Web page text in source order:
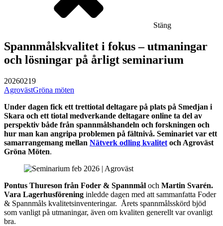
Stäng
Spannmålskvalitet i fokus – utmaningar
och lösningar på årligt seminarium
20260219
AgrovästGröna möten
Under dagen fick ett trettiotal deltagare på plats på Smedjan i
Skara och ett tiotal medverkande deltagare online ta del av
perspektiv både från spannmålshandeln och forskningen och
hur man kan angripa problemen på fältnivå. Seminariet var ett
samarrangemang mellan Nätverk odling kvalitet och Agroväst
Gröna Möten.
Pontus Thureson från Foder & Spannmål och Martin Svarén.
Vara Lagerhusförening inledde dagen med att sammanfatta Foder
& Spannmåls kvalitetsinventeringar. Årets spannmålsskörd bjöd
som vanligt på utmaningar, även om kvaliten generellt var ovanligt
bra.